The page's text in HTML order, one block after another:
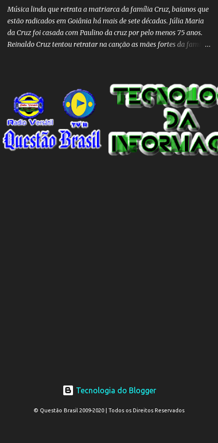
Música linda que retrata a matriarca da família Cruz, baianos que
estão radicados em Goiânia há mais de sete décadas. Júlia Maria
da Cruz foi casada com Paulino da cruz por pelo menos 75 anos.
Reinaldo Cruz tentou retratar na canção as mães fortes da família
Tecnologia do Blogger
© Questão Brasil 2009-2020 | Todos os Direitos Reservados